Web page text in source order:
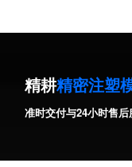
精耕精密注塑
准时交付与24小时售后